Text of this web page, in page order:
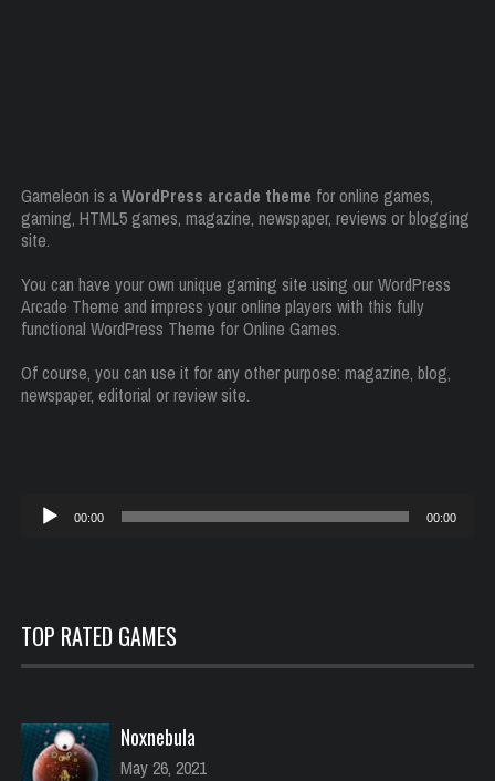
Gameleon is aWordPress arcade theme for online games,
gaming, HTML5 games, magazine, newspaper, reviews or blogging
site.
You can have your own unique gaming site using our WordPress
Arcade Theme and impress your online players with this fully
functional WordPress Theme for Online Games.
Of course, you can use it for any other purpose: magazine, blog,
newspaper, editorial or review site.
Reproductor
00:00 00:00
TOP RATED GAMES
Noxnebula
May 26, 2021